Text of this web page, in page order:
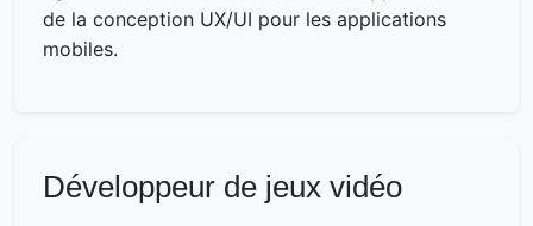
de la conception UX/UI pour les applications
mobiles.
Développeur de jeux vidéo